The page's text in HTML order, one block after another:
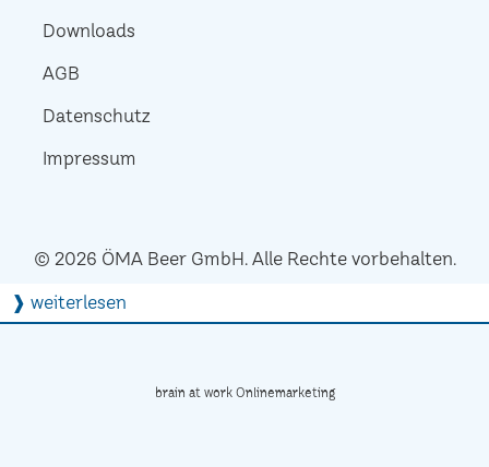
Downloads
AGB
Datenschutz
Impressum
© 2026 ÖMA Beer GmbH. Alle Rechte vorbehalten.
❱ weiterlesen
brain at work Onlinemarketing